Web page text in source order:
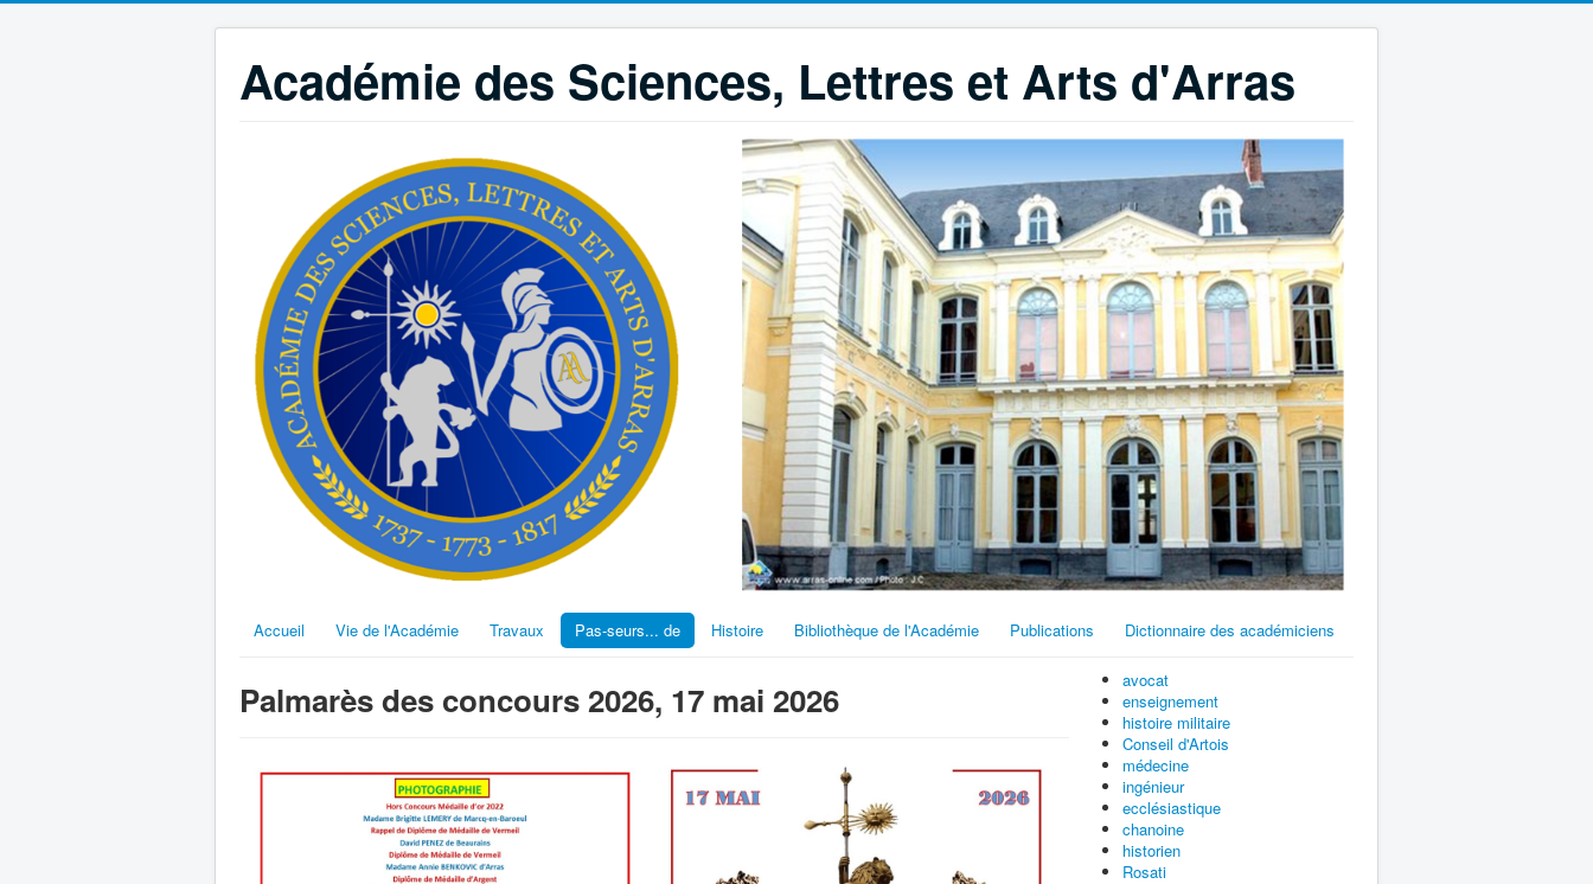
Académie des Sciences, Lettres et Arts d'Arras
Accueil Vie de l'Académie Travaux Pas-seurs... de Histoire Bibliothèque de l'Académie Publications Dictionnaire des académiciens
Palmarès des concours 2026, 17 mai 2026
avocat
enseignement
histoire militaire
Conseil d'Artois
médecine
ingénieur
ecclésiastique
chanoine
historien
Rosati